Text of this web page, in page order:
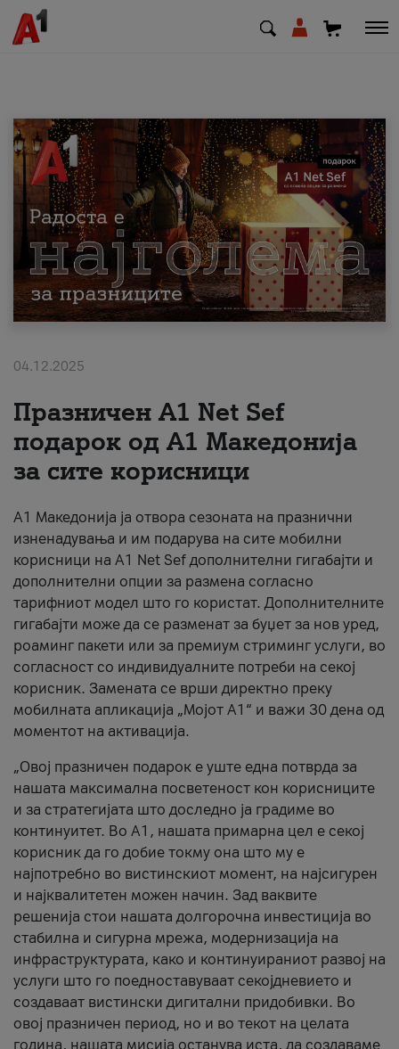
МК EN SQ
Приватни Деловни
Поддршка
Надополни кредит
За нас
#ПодобарОнлајн
04.12.2025
Празничен A1 Net Sеf
подарок од А1 Македонија
за сите корисници
А1 Македонија ја отвора сезоната на празнични
изненадувања и им подарува на сите мобилни
корисници на A1 Net Sef дополнителни гигабајти и
дополнителни опции за размена согласно
тарифниот модел што го користат. Дополнителните
гигабајти може да се разменат за буџет за нов уред,
роаминг пакети или за премиум стриминг услуги, во
согласност со индивидуалните потреби на секој
корисник. Замената се врши директно преку
мобилната апликација „Мојот А1“ и важи 30 дена од
моментот на активација.
„Овој празничен подарок е уште една потврда за
нашата максимална посветеност кон корисниците
и за стратегијата што доследно ја градиме во
континуитет. Во А1, нашата примарна цел е секој
корисник да го добие токму она што му е
најпотребно во вистинскиот момент, на најсигурен
и најквалитетен можен начин. Зад ваквите
решенија стои нашата долгорочна инвестиција во
стабилна и сигурна мрежа, модернизација на
инфраструктурата, како и континуираниот развој на
услуги што го поедноставуваат секојдневието и
создаваат вистински дигитални придобивки. Во
овој празничен период, но и во текот на целата
година, нашата мисија останува иста, да создаваме